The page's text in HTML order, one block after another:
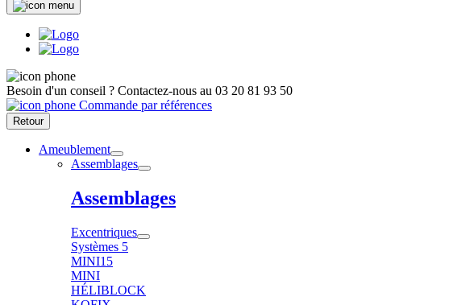
Besoin d'un conseil ? Contactez-nous au 03 20 81 93 50
Commande par références
Retour
Ameublement
Assemblages
Assemblages
Excentriques
Systèmes 5
MINI15
MINI
HÉLIBLOCK